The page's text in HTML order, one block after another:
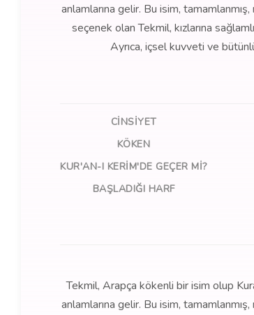
anlamlarına gelir. Bu isim,
seçenek olan Tekmil, kızlarına
Ayrıca, içsel kuvveti ve
CINSIYET
KÖKEN
KUR'AN-I KERIM'DE GEÇER MI?
BAŞLADIĞI HARF
Tekmil, Arapça kökenli bir isim olup
anlamlarına gelir. Bu isim,